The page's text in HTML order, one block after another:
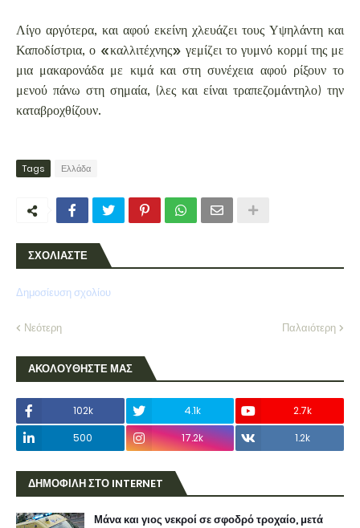
Λίγο αργότερα, και αφού εκείνη χλευάζει τους Υψηλάντη και
Καποδίστρια, ο «καλλιτέχνης» γεμίζει το γυμνό κορμί της με
μια μακαρονάδα με κιμά και στη συνέχεια αφού ρίξουν το
μενού πάνω στη σημαία, (λες και είναι τραπεζομάντηλο) την
καταβροχθίζουν.
Tags Ελλάδα
ΣΧΟΛΙΑΣΤΕ
Δημοσίευση σχολίου
Νεότερη Παλαιότερη
ΑΚΟΛΟΥΘΗΣΤΕ ΜΑΣ
102k 4.1k
2.7k
500
17.2k 1.2k
ΔΗΜΟΦΙΛΗ ΣΤΟ INTERNET
Μάνα και γιος νεκροί σε σφοδρό τροχαίο, μετά